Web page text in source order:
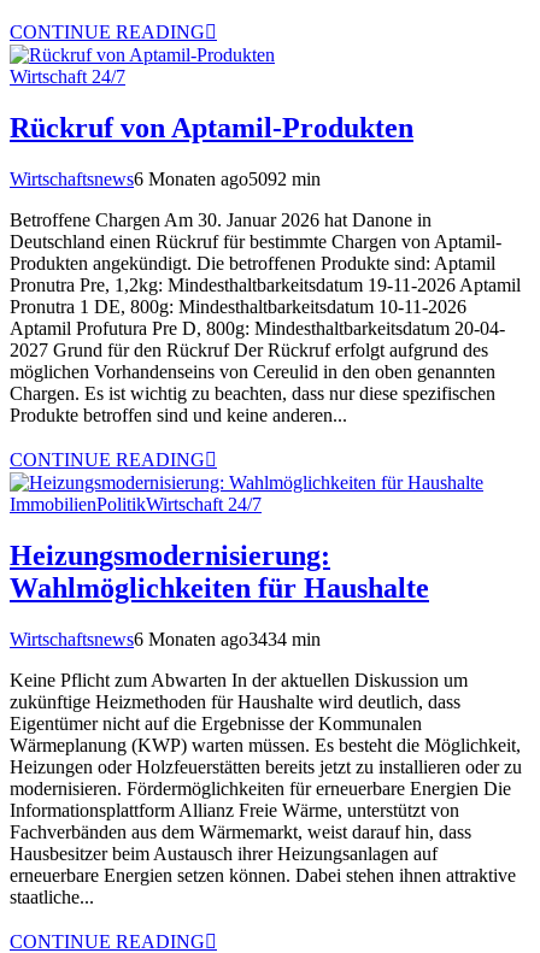
CONTINUE READING
Wirtschaft 24/7
Rückruf von Aptamil-Produkten
Wirtschaftsnews6 Monaten ago5092 min
Betroffene Chargen Am 30. Januar 2026 hat Danone in
Deutschland einen Rückruf für bestimmte Chargen von Aptamil-
Produkten angekündigt. Die betroffenen Produkte sind: Aptamil
Pronutra Pre, 1,2kg: Mindesthaltbarkeitsdatum 19-11-2026 Aptamil
Pronutra 1 DE, 800g: Mindesthaltbarkeitsdatum 10-11-2026
Aptamil Profutura Pre D, 800g: Mindesthaltbarkeitsdatum 20-04-
2027 Grund für den Rückruf Der Rückruf erfolgt aufgrund des
möglichen Vorhandenseins von Cereulid in den oben genannten
Chargen. Es ist wichtig zu beachten, dass nur diese spezifischen
Produkte betroffen sind und keine anderen...
CONTINUE READING
ImmobilienPolitikWirtschaft 24/7
Heizungsmodernisierung:
Wahlmöglichkeiten für Haushalte
Wirtschaftsnews6 Monaten ago3434 min
Keine Pflicht zum Abwarten In der aktuellen Diskussion um
zukünftige Heizmethoden für Haushalte wird deutlich, dass
Eigentümer nicht auf die Ergebnisse der Kommunalen
Wärmeplanung (KWP) warten müssen. Es besteht die Möglichkeit,
Heizungen oder Holzfeuerstätten bereits jetzt zu installieren oder zu
modernisieren. Fördermöglichkeiten für erneuerbare Energien Die
Informationsplattform Allianz Freie Wärme, unterstützt von
Fachverbänden aus dem Wärmemarkt, weist darauf hin, dass
Hausbesitzer beim Austausch ihrer Heizungsanlagen auf
erneuerbare Energien setzen können. Dabei stehen ihnen attraktive
staatliche...
CONTINUE READING